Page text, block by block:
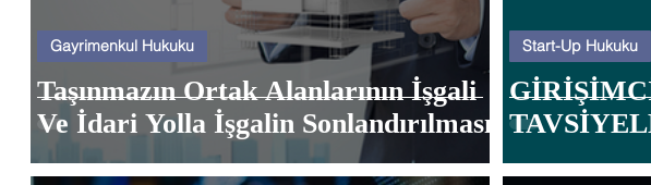
Taşınmazın Ortak Alanlarının İşgali
Ve İdari Yolla İşgalin Sonlandırılması
Gayrimenkul Hukuku Start-Up Hukuku